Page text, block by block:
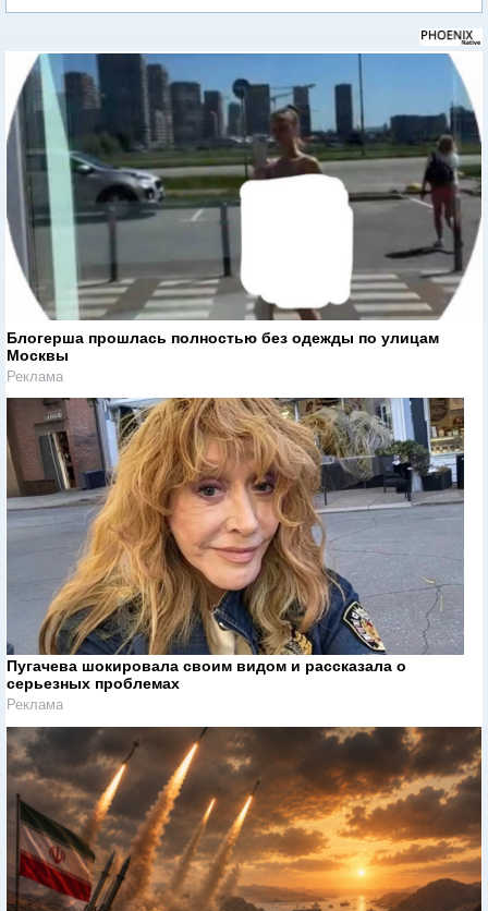
Блогерша прошлась полностью без одежды по улицам
Москвы
Реклама
Пугачева шокировала своим видом и рассказала о
серьезных проблемах
Реклама